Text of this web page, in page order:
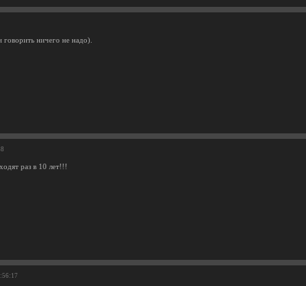
ничего не надо).
раз в 10 лет!!!